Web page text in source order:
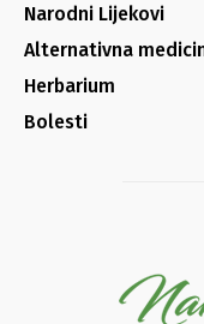
Narodni Lijekovi
Alternativna
Herbarium
Bolesti